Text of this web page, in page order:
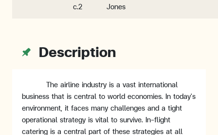
c.2
Jones
Description
The airline industry is a vast international
business that is central to world economies. In today's
environment, it faces many challenges and a tight
operational strategy is vital to survive. In-flight
catering is a central part of these strategies at all